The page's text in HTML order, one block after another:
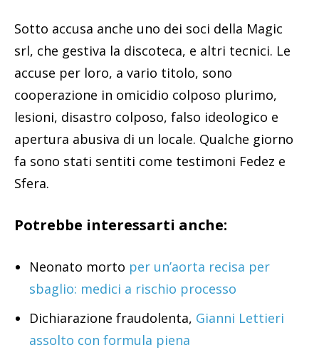
Sotto accusa anche uno dei soci della Magic
srl, che gestiva la discoteca, e altri tecnici. Le
accuse per loro, a vario titolo, sono
cooperazione in omicidio colposo plurimo,
lesioni, disastro colposo, falso ideologico e
apertura abusiva di un locale. Qualche giorno
fa sono stati sentiti come testimoni Fedez e
Sfera.
Potrebbe interessarti anche:
Neonato morto per un’aorta recisa per
sbaglio: medici a rischio processo
Dichiarazione fraudolenta, Gianni Lettieri
assolto con formula piena